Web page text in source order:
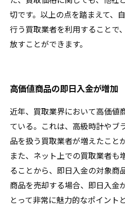
切です。以上の点を踏まえて、
行う買取業者を利用することで
放すことができます。
高価値商品の即日入金が増加
近年、買取業界において高価値
ている。これは、高級時計やブ
品を扱う買取業者が増えたこと
また、ネット上での買取業者も
ることから、即日入金の対象商
商品を売却する場合、即日入金
とって非常に魅力的なポイント